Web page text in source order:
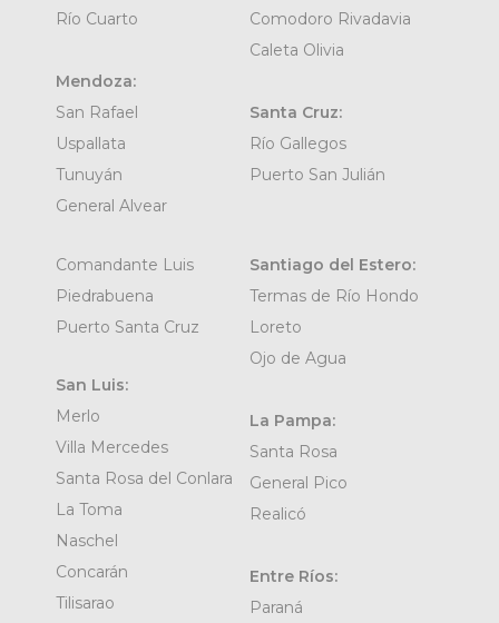
Río Cuarto
Mendoza:
San Rafael
Uspallata
Tunuyán
General Alvear
Comodoro Rivadavia
Caleta Olivia
Santa Cruz:
Río Gallegos
Puerto San Julián
Comandante Luis
Piedrabuena
Puerto Santa Cruz
San Luis:
Merlo
Villa Mercedes
Santa Rosa del Conlara
La Toma
Naschel
Concarán
Tilisarao
Santiago del Estero:
Termas de Río Hondo
Loreto
Ojo de Agua
La Pampa:
Santa Rosa
General Pico
Realicó
Entre Ríos:
Paraná